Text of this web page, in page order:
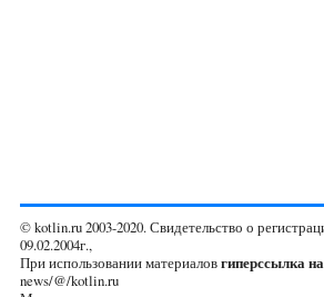
© kotlin.ru 2003-2020. Свидетельство о
09.02.2004г.,
При использовании материаловгиперссылка
news/@/kotlin.ru